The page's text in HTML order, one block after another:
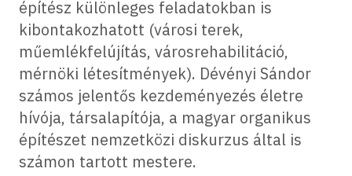
építész különleges feladatokban is
kibontakozhatott (városi terek,
műemlékfelújítás, városrehabilitáció,
mérnöki létesítmények). Dévényi Sándor
számos jelentős kezdeményezés életre
hívója, társalapítója, a magyar organikus
építészet nemzetközi diskurzus által is
számon tartott mestere.